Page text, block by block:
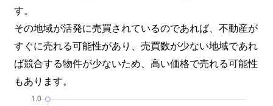
す。
その地域が活発に売買されているのであれば、不動産が
すぐに売れる可能性があり、売買数が少ない地域であれ
ば競合する物件が少ないため、高い価格で売れる可能性
もあります。